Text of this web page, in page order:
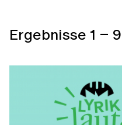
Ergebnisse 1 – 9